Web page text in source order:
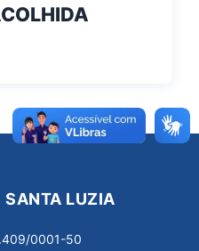
SANTA LUZIA
0001-50